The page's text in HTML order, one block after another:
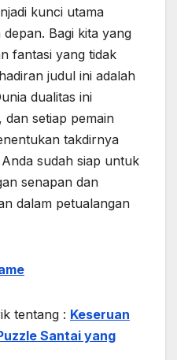
kunci utama
Bagi kita yang
fantasi yang tidak
judul ini adalah
dualitas ini
dan setiap pemain
takdirnya
sudah siap untuk
senapan dan
dalam petualangan
tentang : Keseruan
Santai yang